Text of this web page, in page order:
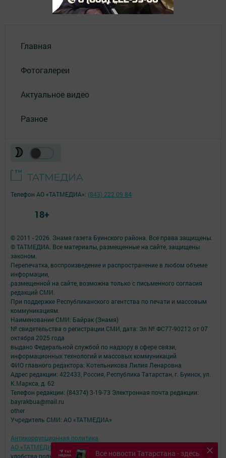
Главная
Фотогалереи
Актуальное видео
Разное
Все новости Татарстана - здесь
© 2011 - 2026. Знамя газета Буинского района. Все права защищены.
© ТАТМЕДИА. Все материалы, размещенные на сайте, защищены
законом.
Перепечатка, воспроизведение и распространение в любом объеме
информации,
размещенной на сайте, возможна только с письменного согласия
редакций СМИ.
При поддержке Республиканского агентства по печати и массовым
коммуникациям.
Наименование СМИ: Байрак (Знамя)
№ свидетельства о регистрации СМИ, дата: Эл № ФС77-90212 от 07
октября 2025 года
выдано Федеральной службой по надзору в сфере связи,
информационных технологий и массовых коммуникаций
ФИО главного редактора: Котельникова Лилия Ленаровна
Адрес редакции: 422433, Россия, Республика Татарстан, г. Буинск, ул.
К.Маркса, д. 62
Телефон редакции: (84374) 3-19-73 Электронная почта редакции:
bayrakbua@mail.ru
other
Учредитель СМИ: АО «ТАТМЕДИА»
Антикоррупционная политика
АО «ТАТМЕДИА» использует «cookie»
для персонализации сервисов и
удобства пользователей сайтом.
Телефон АО «ТАТМЕДИА»: (843) 222 09 84
18+